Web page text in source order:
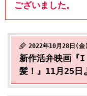
ございました。
2022年10月28日(
新作活弁映画『
髪！』11月25日